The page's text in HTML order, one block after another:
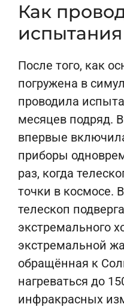
Как
испытания
После того, как
погружена в
проводила
месяцев подряд.
впервые
приборы
раз, когда
точки в космосе.
телескоп
экстремального
экстремальной
обращённая к
нагреваться до
инфракрасных